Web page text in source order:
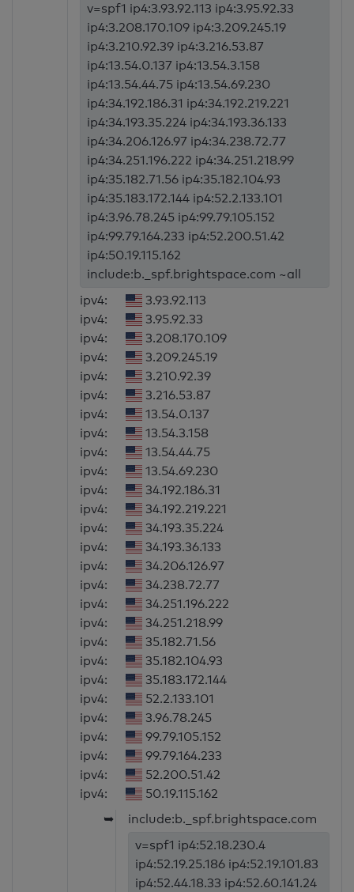
v=spf1 ip4:3.93.92.113 ip4:3.95.92.33
ip4:3.208.170.109 ip4:3.209.245.19
ip4:3.210.92.39 ip4:3.216.53.87
ip4:13.54.0.137 ip4:13.54.3.158
ip4:13.54.44.75 ip4:13.54.69.230
ip4:34.192.186.31 ip4:34.192.219.221
ip4:34.193.35.224 ip4:34.193.36.133
ip4:34.206.126.97 ip4:34.238.72.77
ip4:34.251.196.222 ip4:34.251.218.99
ip4:35.182.71.56 ip4:35.182.104.93
ip4:35.183.172.144 ip4:52.2.133.101
ip4:3.96.78.245 ip4:99.79.105.152
ip4:99.79.164.233 ip4:52.200.51.42
ip4:50.19.115.162
include:b._spf.brightspace.com ~all
ipv4:
3.93.92.113
ipv4:
3.95.92.33
ipv4:
3.208.170.109
ipv4:
3.209.245.19
ipv4:
3.210.92.39
ipv4:
3.216.53.87
ipv4:
13.54.0.137
ipv4:
13.54.3.158
ipv4:
13.54.44.75
ipv4:
13.54.69.230
ipv4:
34.192.186.31
ipv4:
34.192.219.221
ipv4:
34.193.35.224
ipv4:
34.193.36.133
ipv4:
34.206.126.97
ipv4:
34.238.72.77
ipv4:
34.251.196.222
ipv4:
34.251.218.99
ipv4:
35.182.71.56
ipv4:
35.182.104.93
ipv4:
35.183.172.144
ipv4:
52.2.133.101
ipv4:
3.96.78.245
ipv4:
99.79.105.152
ipv4:
99.79.164.233
ipv4:
52.200.51.42
ipv4:
50.19.115.162
➥
include:b._spf.brightspace.com
v=spf1 ip4:52.18.230.4
ip4:52.19.25.186 ip4:52.19.101.83
ip4:52.44.18.33 ip4:52.60.141.24